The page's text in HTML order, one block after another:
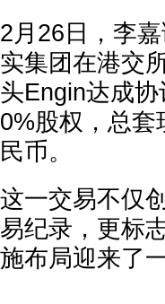
2月26日，李
实集团在港交
头Engin达成
0%股权，总
民币。
这一交易不仅
易纪录，更标
施布局迎来了